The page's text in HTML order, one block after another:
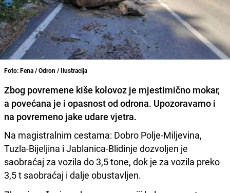
Foto: Fena / Odron / Ilustracija
Zbog povremene kiše kolovoz je mjestimično mokar,
a povećana je i opasnost od odrona. Upozoravamo i
na povremeno jake udare vjetra.
Na magistralnim cestama: Dobro Polje-Miljevina,
Tuzla-Bijeljina i Jablanica-Blidinje dozvoljen je
saobraćaj za vozila do 3,5 tone, dok je za vozila preko
3,5 t saobraćaj i dalje obustavljen.